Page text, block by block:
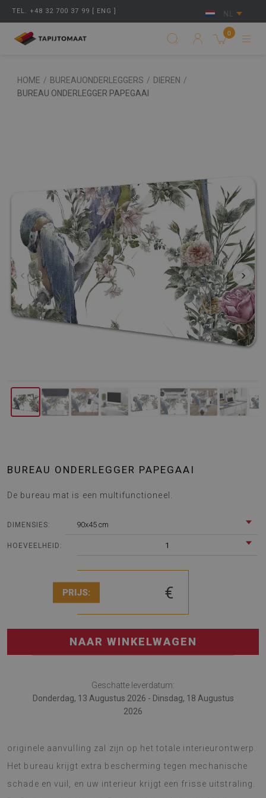
TEL. +48 32 700 37 99 [ ENG ] NL
0
HOME / BUREAUONDERLEGGERS / DIEREN /
BUREAU ONDERLEGGER PAPEGAAI
‹ ›
BUREAU ONDERLEGGER PAPEGAAI
De bureau mat is een multifunctioneel.
DIMENSIES: 90x45 cm
HOEVEELHEID: 1
PRIJS: €
NAAR WINKELWAGEN
Geschatte leverdatum:
Donderdag, 13 Augustus 2026 - Dinsdag, 18 Augustus
2026
originele aanvulling zal zijn op het totale interieurontwerp.
Het bureau krijgt extra bescherming tegen mechanische
schade en vuil, en uw interieur krijgt een frisse uitstraling.